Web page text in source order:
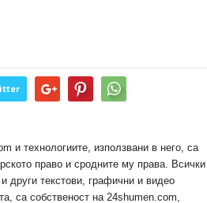
и технологиите, използвани в него, са
право и сродните му права. Всички
други текстови, графични и видео
са собственост на 24shumen.com,